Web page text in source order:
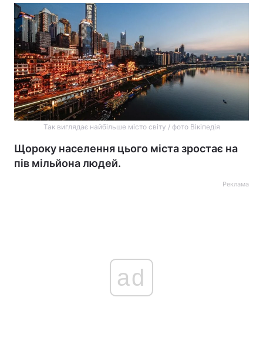
Так виглядає найбільше місто світу / фото Вікіпедія
Щороку населення цього міста зростає на
пів мільйона людей.
Реклама
ad